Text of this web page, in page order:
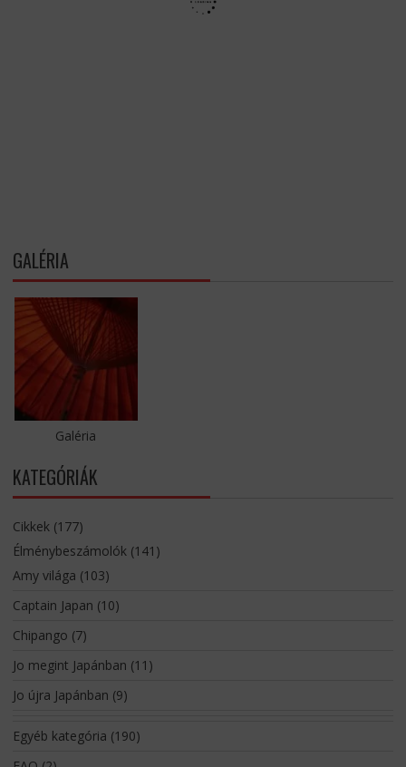
GALÉRIA
Galéria
KATEGÓRIÁK
Cikkek(177)
Élménybeszámolók(141)
Amy világa (103)
Captain Japan (10)
Chipango (7)
Jo megint Japánban (11)
Jo újra Japánban (9)
Egyéb kategória (190)